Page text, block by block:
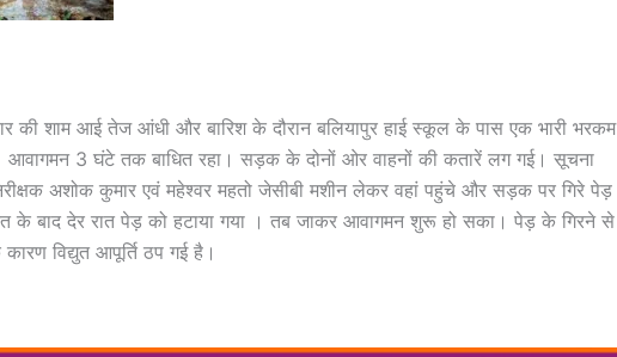
की शाम आई तेज आंधी और बारिश के दौरान बलियापुर हाई स्कूल के पास एक भारी भरकम
3 घंटे तक बाधित रहा। सड़क के दोनों ओर वाहनों की कतारें लग गई। सूचना
अशोक कुमार एवं महेश्वर महतो जेसीबी मशीन लेकर वहां पहुंचे और सड़क पर गिरे पेड़
के बाद देर रात पेड़ को हटाया गया । तब जाकर आवागमन शुरू हो सका। पेड़ के गिरने से
विद्युत आपूर्ति ठप गई है।